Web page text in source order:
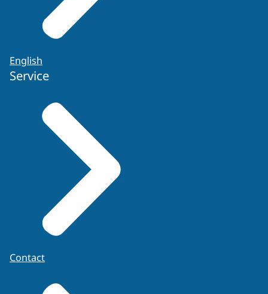
English
Service
Contact